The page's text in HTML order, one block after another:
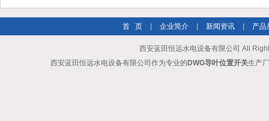
首 页 企业简介 新闻资讯 产品
西安蓝田恒远水电设备有限公司 All
西安蓝田恒远水电设备有限公司作为专业的 DWG导叶位置开关生产